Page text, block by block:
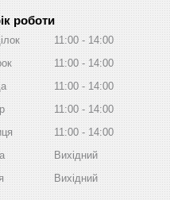
роботи
11:00
14:00
11:00
14:00
11:00
14:00
11:00
14:00
11:00
14:00
Вихідний
Вихідний